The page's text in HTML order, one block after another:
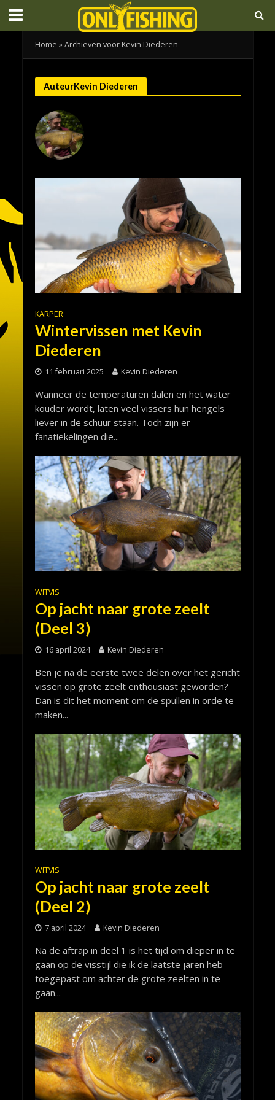
Home »Archieven voor Kevin Diederen
AuteurKevin Diederen
KARPER
Wintervissen met Kevin
Diederen
11 februari 2025 Kevin Diederen
Wanneer de temperaturen dalen en het water
kouder wordt, laten veel vissers hun hengels
liever in de schuur staan. Toch zijn er
fanatiekelingen die...
WITVIS
Op jacht naar grote zeelt
(Deel 3)
16 april 2024 Kevin Diederen
Ben je na de eerste twee delen over het gericht
vissen op grote zeelt enthousiast geworden?
Dan is dit het moment om de spullen in orde te
maken...
WITVIS
Op jacht naar grote zeelt
(Deel 2)
7 april 2024 Kevin Diederen
Na de aftrap in deel 1 is het tijd om dieper in te
gaan op de visstijl die ik de laatste jaren heb
toegepast om achter de grote zeelten in te
gaan...